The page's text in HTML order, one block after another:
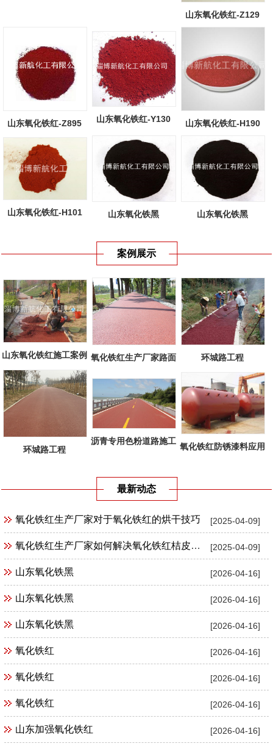
山东氧化铁红-Z129
山东氧化铁红-Z895 山东氧化铁红-Y130 山东氧化铁红-H190
山东氧化铁红-H101 山东氧化铁黑 山东氧化铁黑
案例展示
山东氧化铁红施工案例 氧化铁红生产厂家路面
环城路工程
环城路工程
沥青专用色粉道路施工
氧化铁红防锈漆料应用
最新动态
[2025-04-09]
氧化铁红生产厂家对于氧化铁红的烘干技巧
[2025-04-09]
氧化铁红生产厂家如何解决氧化铁红桔皮现象
[2026-04-16]
山东氧化铁黑
[2026-04-16]
山东氧化铁黑
[2026-04-16]
山东氧化铁黑
[2026-04-16]
氧化铁红
[2026-04-16]
氧化铁红
[2026-04-16]
氧化铁红
[2026-04-16]
山东加强氧化铁红